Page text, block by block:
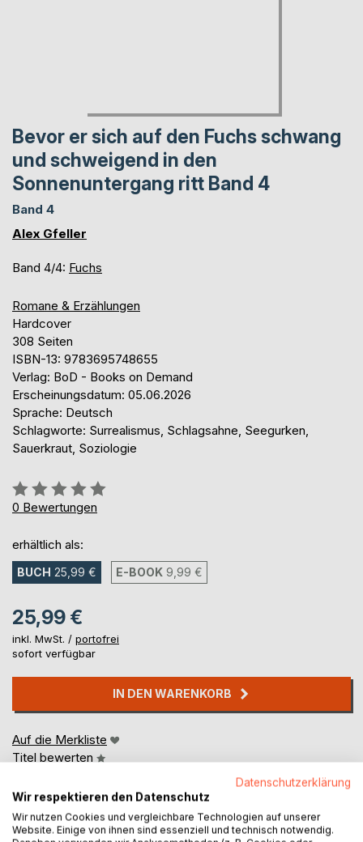
Bevor er sich auf den Fuchs schwang
und schweigend in den
Sonnenuntergang ritt Band 4
Band 4
Alex Gfeller
Band 4/4: Fuchs
Romane & Erzählungen
Hardcover
308 Seiten
ISBN-13: 9783695748655
Verlag: BoD - Books on Demand
Erscheinungsdatum: 05.06.2026
Sprache: Deutsch
Schlagworte: Surrealismus, Schlagsahne, Seegurken,
Sauerkraut, Soziologie
Bewertung::
0%
0 Bewertungen
erhältlich als:
BUCH 25,99 € E-BOOK 9,99 €
25,99 €
inkl. MwSt. / portofrei
sofort verfügbar
IN DEN WARENKORB
Auf die Merkliste
Titel bewerten
Datenschutzerklärung
Wir respektieren den Datenschutz
Wir nutzen Cookies und vergleichbare Technologien auf unserer
Website. Einige von ihnen sind essenziell und technisch notwendig.